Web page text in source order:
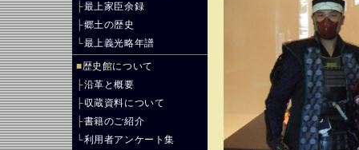
├最上家臣余録
├郷土の歴史
└最上義光略年譜
■歴史館について
├沿革と概要
├収蔵資料について
├書籍のご紹介
└利用者アンケート集